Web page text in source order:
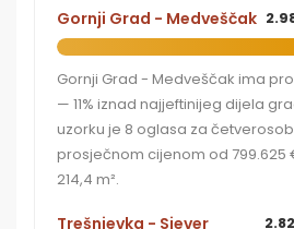
Gornji Grad - Medveščak
Gornji Grad - Medveščak ima
— 11% iznad najjeftinijeg dijela
uzorku je 8 oglasa za
prosječnom cijenom od 799.625
214,4 m².
Trešnjevka - Sjever